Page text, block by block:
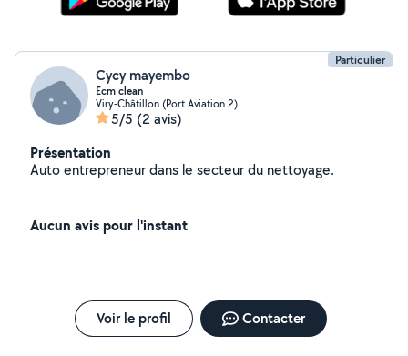
Particulier
Cycy mayembo
Ecm clean
Viry-Châtillon (Port Aviation 2)
5/5 (2 avis)
Présentation
Auto entrepreneur dans le secteur du nettoyage.
Aucun avis pour l'instant
Voir le profil Contacter